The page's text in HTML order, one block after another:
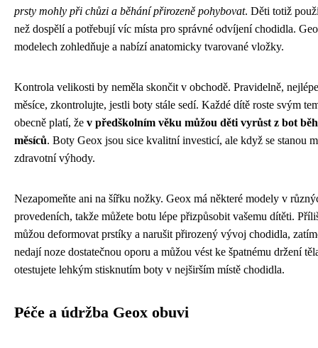
prsty mohly při chůzi a běhání přirozeně pohybovat. Děti totiž
než dospělí a potřebují víc místa pro správné odvíjení chodidla.
modelech zohledňuje a nabízí anatomicky tvarované vložky.
Kontrola velikosti by neměla skončit v obchodě. Pravidelně,
měsíce, zkontrolujte, jestli boty stále sedí. Každé dítě roste svým
obecně platí, že v předškolním věku můžou děti vyrůst z bot
měsíců. Boty Geox jsou sice kvalitní investicí, ale když se stanou
zdravotní výhody.
Nezapomeňte ani na šířku nožky. Geox má některé modely v
provedeních, takže můžete botu lépe přizpůsobit vašemu dítěti.
můžou deformovat prstíky a narušit přirozený vývoj chodidla,
nedají noze dostatečnou oporu a můžou vést ke špatnému držení
otestujete lehkým stisknutím boty v nejširším místě chodidla.
Péče a údržba Geox obuvi